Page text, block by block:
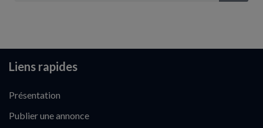
Liens rapides
Présentation
Publier une annonce